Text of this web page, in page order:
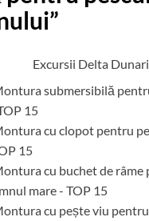
”
Excursii Delta
submersibilă
15
cu clopot pentru
15
cu buchet de râme
mare - TOP 15
cu pește viu